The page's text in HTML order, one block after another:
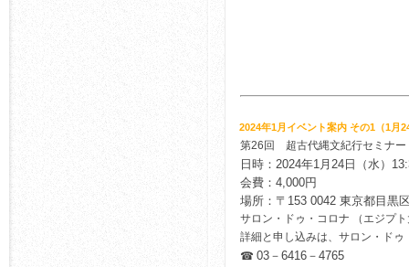
2024年1月イベント案内 その1（1月
第26回 超古代縄文紀行セミナー
日時：2024年1月24日（水）
会費：4,000円
場所： 〒153 0042 東京都目黒
サロン・ドゥ・コロナ （エジプ
詳細と申し込みは、サロン・ド
☎ 03－6416－4765